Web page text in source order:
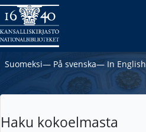
Suomeksi― På svenska― In English
Haku kokoelmasta